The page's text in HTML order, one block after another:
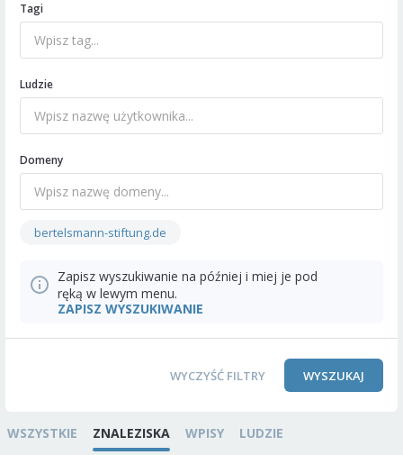
Tagi
Ludzie
Domeny
bertelsmann-stiftung.de
Zapisz wyszukiwanie na później i miej je pod
ręką w lewym menu.
ZAPISZ WYSZUKIWANIE
WYCZYŚĆ FILTRY WYSZUKAJ
WSZYSTKIE ZNALEZISKA WPISY LUDZIE